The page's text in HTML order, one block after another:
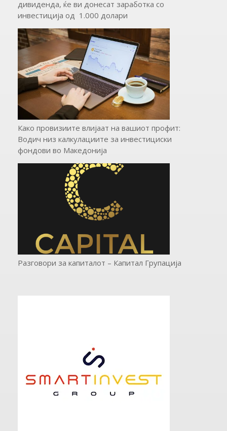
дивиденда, ќе ви донесат заработка со
инвестиција од 1.000 долари
Како провизиите влијаат на вашиот профит:
Водич низ калкулациите за инвестициски
фондови во Mакедонија
Разговори за капиталот – Капитал Групација